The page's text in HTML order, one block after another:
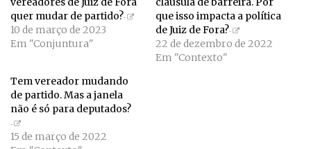
quer mudar de partido?
10 de março de 2023
Em "Conjuntura"
que isso impacta a política
de Juiz de Fora?
22 de dezembro de 2022
Em "Contexto"
Tem vereador mudando
de partido. Mas a janela
não é só para deputados?
15 de março de 2022